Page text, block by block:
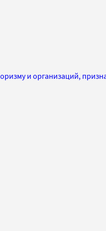
и организаций,